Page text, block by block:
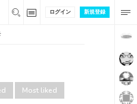
新規登録
ログイン
Most liked